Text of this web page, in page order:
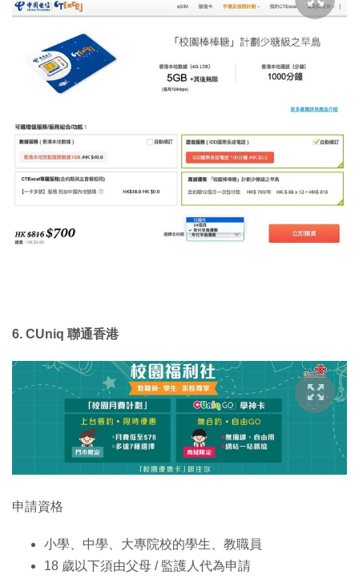
6. CUniq 聯通香港
申請資格
小學、中學、大專院校的學生、教職員
18 歲以下須由父母 / 監護人代為申請